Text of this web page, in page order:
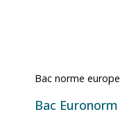
Bac norme europe